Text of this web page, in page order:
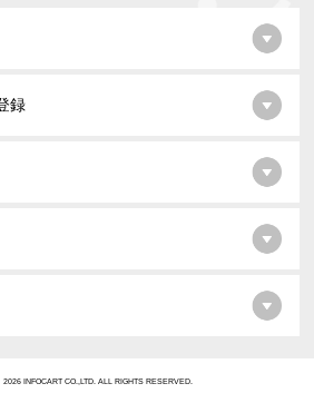
録
2026 INFOCART CO.,LTD. ALL RIGHTS RESERVED.